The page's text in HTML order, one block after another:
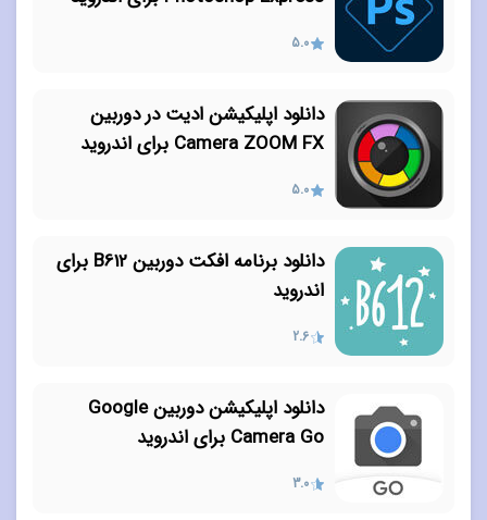
5.0
دانلود اپلیکیشن ادیت در دوربین
Camera ZOOM FX برای اندروید
5.0
دانلود برنامه افکت دوربین B612 برای
اندروید
2.6
دانلود اپلیکیشن دوربین Google
Camera Go برای اندروید
3.0